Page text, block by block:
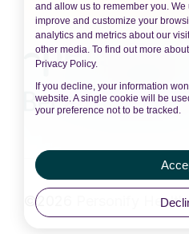
and allow us to remember you.
improve and customize your
analytics and metrics about our
other media. To find out more
Privacy Policy.
If you decline, your information
website. A single cookie will be
your preference not to be tracked.
©2026 Personify Health